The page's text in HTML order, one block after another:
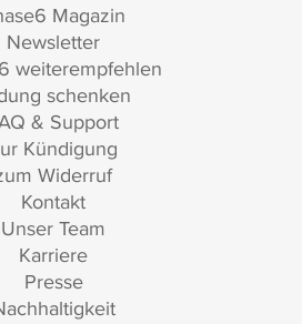
Magazin
Newsletter
weiterempfehlen
schenken
& Support
Kündigung
Widerruf
Kontakt
Unser Team
Karriere
Presse